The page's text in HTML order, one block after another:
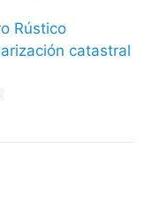
Rústico
catastral